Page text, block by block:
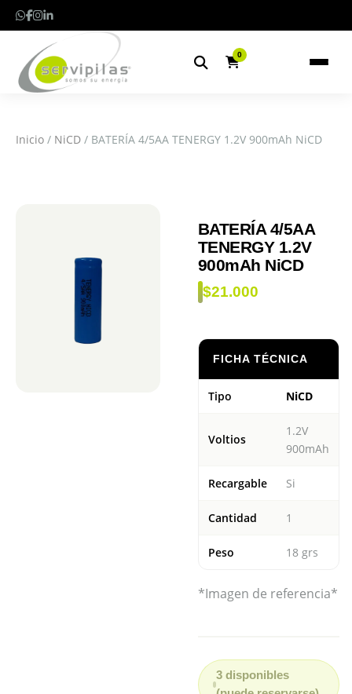
0
Inicio / NiCD / BATERÍA 4/5AA TENERGY 1.2V 900mAh NiCD
BATERÍA 4/5AA
TENERGY 1.2V
900mAh NiCD
$21.000
FICHA TÉCNICA
Tipo NiCD
Voltios
1.2V
900mAh
Recargable Si
Cantidad 1
Peso 18 grs
*Imagen de referencia*
3 disponibles